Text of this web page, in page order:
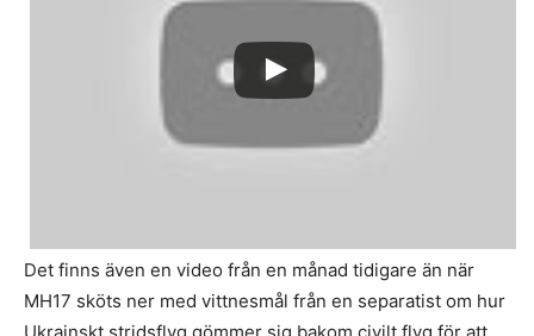
Det finns även en video från en månad tidigare än när
MH17 sköts ner med vittnesmål från en separatist om hur